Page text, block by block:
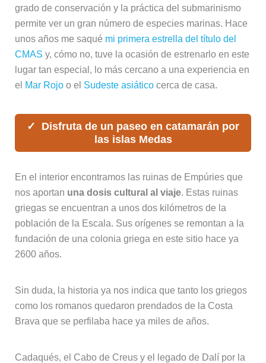
grado de conservación y la práctica del submarinismo
permite ver un gran número de especies marinas. Hace
unos años me saqué mi primera estrella del título del
CMAS y, cómo no, tuve la ocasión de estrenarlo en este
lugar tan especial, lo más cercano a una experiencia en
el
Mar Rojoo el Sudeste asiáticocerca de casa.
Disfruta de un paseo en catamarán por
las islas Medas
En el interior encontramos las ruinas de Empúries que
nos aportan una dosis cultural al viaje. Estas ruinas
griegas se encuentran a unos dos kilómetros de la
población de la Escala. Sus orígenes se remontan a la
fundación de una colonia griega en este sitio hace ya
2600 años.
Sin duda, la historia ya nos indica que tanto los griegos
como los romanos quedaron prendados de la Costa
Brava que se perfilaba hace ya miles de años.
Cadaqués, el Cabo de Creus y el legado de Dalí por la